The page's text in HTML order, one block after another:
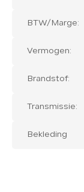
BTW/Marge:
Vermogen:
Brandstof:
Transmissie:
Bekleding